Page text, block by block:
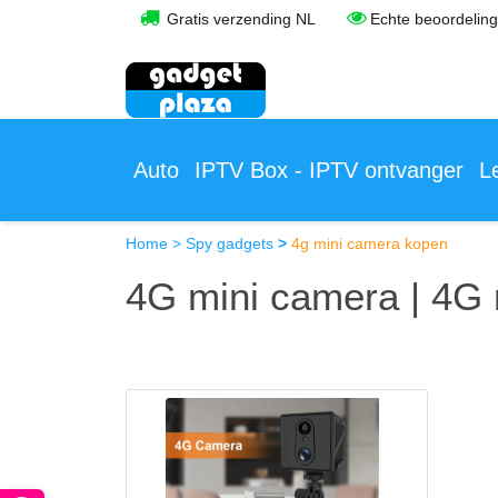
Gratis verzending NL Echte
Auto IPTV Box - IPTV ontvanger
Home > Spy gadgets > 4g mini camera kopen
4G mini camera | 4G